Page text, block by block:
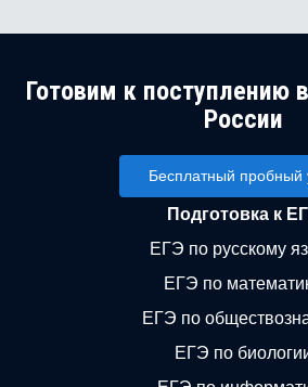
Готовим к поступлению
России
Бесплатный пробный
Подготовка к
ЕГЭ по русскому
ЕГЭ по
ЕГЭ по
ЕГЭ по